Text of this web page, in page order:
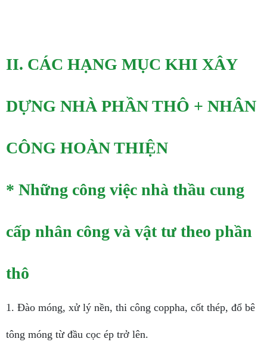
II. CÁC HẠNG MỤC KHI XÂY
DỰNG NHÀ PHẦN THÔ + NHÂN
CÔNG HOÀN THIỆN
* Những công việc nhà thầu cung
cấp nhân công và vật tư theo phần
thô
1. Đào móng, xử lý nền, thi công coppha, cốt thép, đổ bê
tông móng từ đầu cọc ép trở lên.